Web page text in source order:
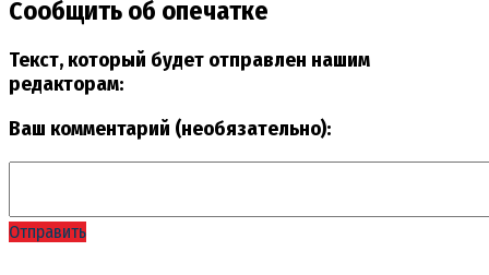
Сообщить об опечатке
Текст, который будет отправлен нашим
редакторам:
Ваш комментарий (необязательно):
Отправить